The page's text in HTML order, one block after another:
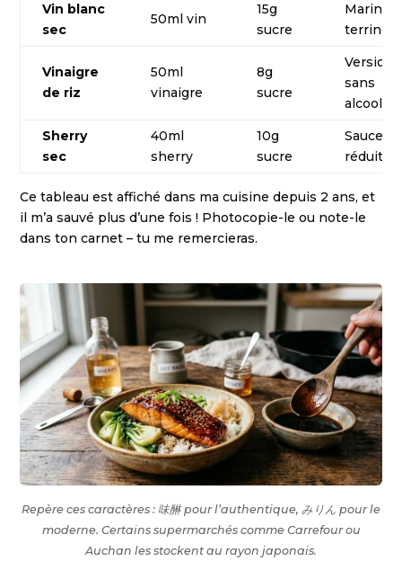
Vin blanc
sec
50ml vin
15g
sucre
terrines
Vinaigre
de riz
50ml
vinaigre
8g
sucre
Version
sans
alcool
Sherry
sec
40ml
sherry
10g
sucre
Sauces
réduites
Ce tableau est affiché dans ma cuisine depuis 2 ans, et
il m’a sauvé plus d’une fois ! Photocopie-le ou note-le
dans ton carnet – tu me remercieras.
Repère ces caractères : 味醂 pour l’authentique, みりん pour le
moderne. Certains supermarchés comme Carrefour ou
Auchan les stockent au rayon japonais.